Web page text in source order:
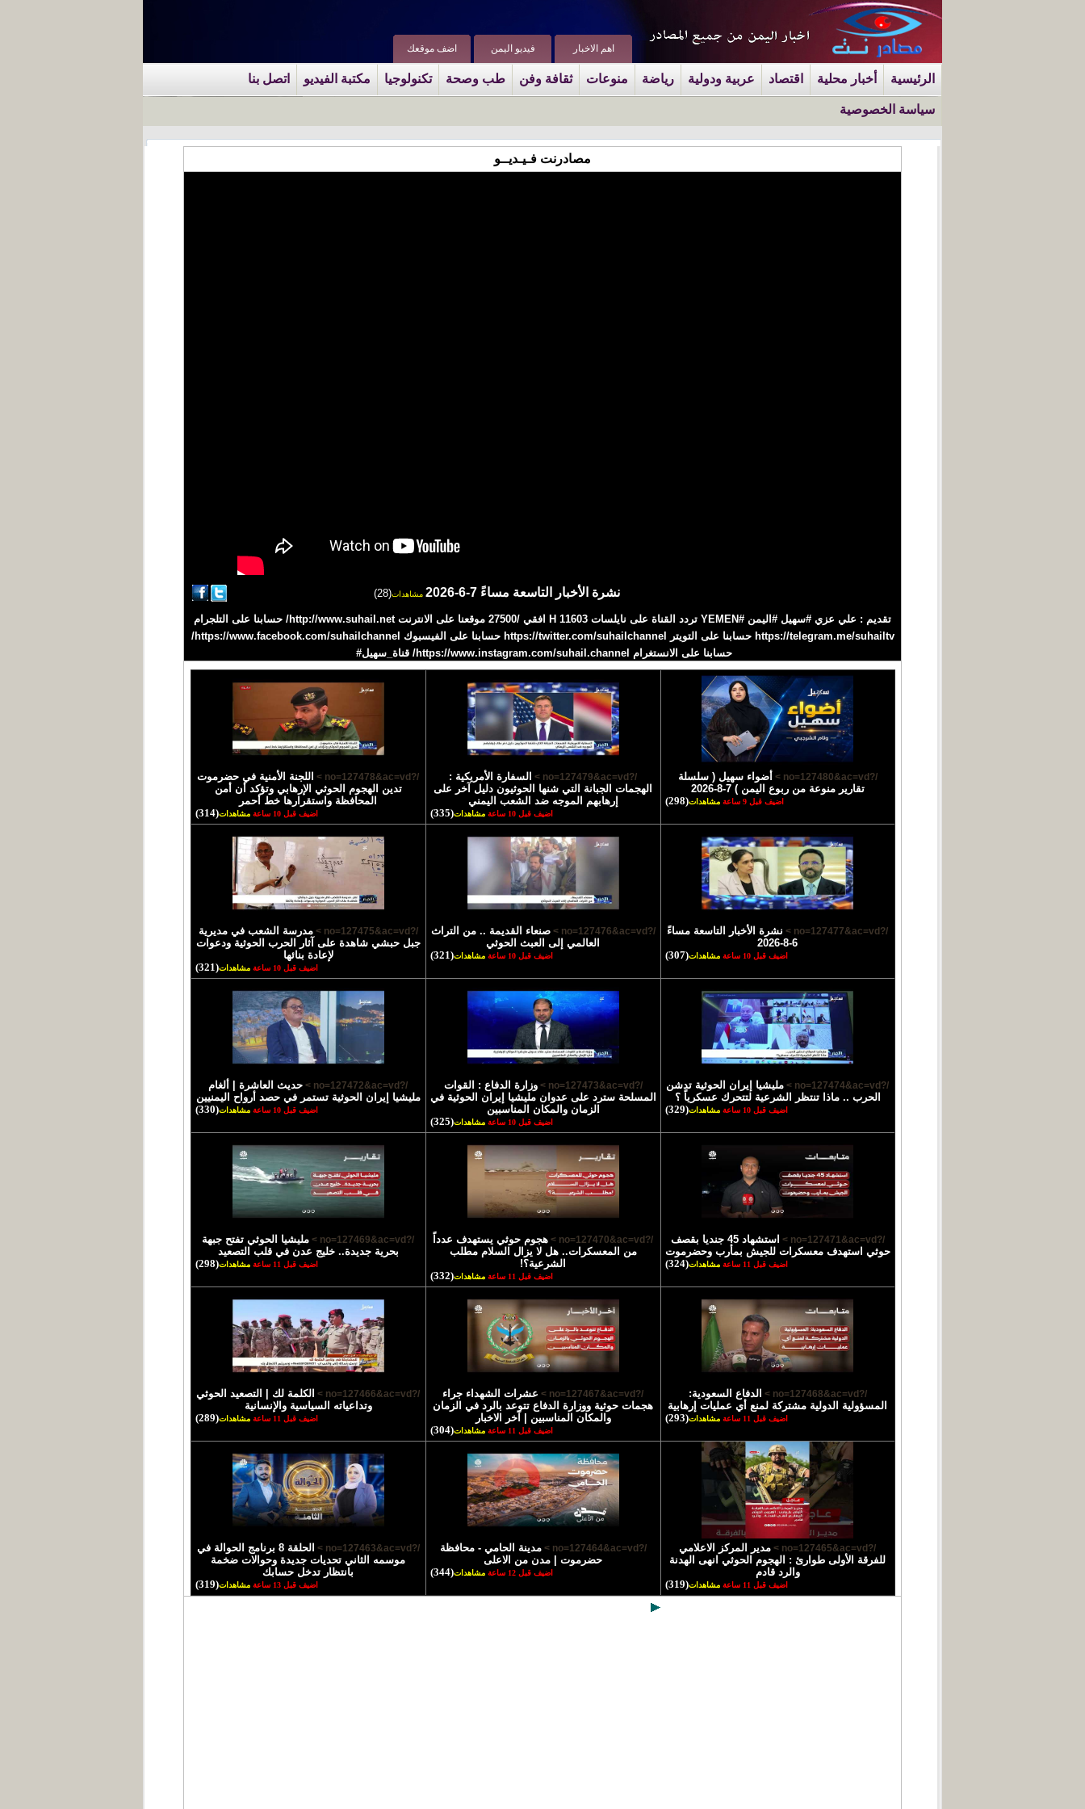
اضف موقعك فيديو اليمن اهم الاخبار
الرئيسية أخبار محلية اقتصاد عربية ودولية رياضة منوعات ثقافة وفن طب وصحة تكنولوجيا مكتبة الفيديو اتصل بنا
سياسة الخصوصية
مصادرنت فـيـديــو
نشرة الأخبار التاسعة مساءً 7-6-2026 مشاهدات(28)
تقديم : علي عزي #سهيل #اليمن #YEMEN تردد القناة على نايلسات 11603 H افقي /27500 موقعنا على الانترنت http://www.suhail.net/ حسابنا على التلجرام
https://telegram.me/suhailtv حسابنا على التويتر https://twitter.com/suhailchannel حسابنا على الفيسبوك https://www.facebook.com/suhailchannel/
حسابنا على الانستغرام https://www.instagram.com/suhail.channel/ قناة_سهيل# ‪
/?no=127480&ac=vd >
أضواء سهيل ( سلسلة
تقارير منوعة من ربوع اليمن ) 7-8-2026
اضيف قبل 9 ساعة مشاهدات(298)
/?no=127479&ac=vd >
السفارة الأمريكية :
الهجمات الجبانة التي شنها الحوثيون دليل آخر على
إرهابهم الموجه ضد الشعب اليمني
اضيف قبل 10 ساعة مشاهدات(335)
/?no=127478&ac=vd >
اللجنة الأمنية في حضرموت
تدين الهجوم الحوثي الإرهابي وتؤكد أن أمن
المحافظة واستقرارها خط أحمر
اضيف قبل 10 ساعة مشاهدات(314)
/?no=127477&ac=vd >
نشرة الأخبار التاسعة مساءً
6-8-2026
اضيف قبل 10 ساعة مشاهدات(307)
/?no=127476&ac=vd >
صنعاء القديمة .. من التراث
العالمي إلى العبث الحوثي
اضيف قبل 10 ساعة مشاهدات(321)
/?no=127475&ac=vd >
مدرسة الشعب في مديرية
جبل حبشي شاهدة على آثار الحرب الحوثية ودعوات
لإعادة بنائها
اضيف قبل 10 ساعة مشاهدات(321)
/?no=127474&ac=vd >
مليشيا إيران الحوثية تدشن
الحرب .. ماذا تنتظر الشرعية لتتحرك عسكرياً ؟
اضيف قبل 10 ساعة مشاهدات(329)
/?no=127473&ac=vd >
وزارة الدفاع : القوات
المسلحة سترد على عدوان مليشيا إيران الحوثية في
الزمان والمكان المناسبين
اضيف قبل 10 ساعة مشاهدات(325)
/?no=127472&ac=vd >
حديث العاشرة | ألغام
مليشيا إيران الحوثية تستمر في حصد أرواح اليمنيين
اضيف قبل 10 ساعة مشاهدات(330)
/?no=127471&ac=vd >
استشهاد 45 جنديا بقصف
حوثي استهدف معسكرات للجيش بمأرب وحضرموت
اضيف قبل 11 ساعة مشاهدات(324)
/?no=127470&ac=vd >
هجوم حوثي يستهدف عدداً
من المعسكرات.. هل لا يزال السلام مطلب
الشرعية؟!
اضيف قبل 11 ساعة مشاهدات(332)
/?no=127469&ac=vd >
مليشيا الحوثي تفتح جبهة
بحرية جديدة.. خليج عدن في قلب التصعيد
اضيف قبل 11 ساعة مشاهدات(298)
/?no=127468&ac=vd >
الدفاع السعودية:
المسؤولية الدولية مشتركة لمنع أي عمليات إرهابية
اضيف قبل 11 ساعة مشاهدات(293)
/?no=127467&ac=vd >
عشرات الشهداء جراء
هجمات حوثية ووزارة الدفاع تتوعد بالرد في الزمان
والمكان المناسبين | آخر الاخبار
اضيف قبل 11 ساعة مشاهدات(304)
/?no=127466&ac=vd >
الكلمة لك | التصعيد الحوثي
وتداعياته السياسية والإنسانية
اضيف قبل 11 ساعة مشاهدات(289)
/?no=127465&ac=vd >
مدير المركز الاعلامي
للفرقة الأولى طوارئ : الهجوم الحوثي انهى الهدنة
والرد قادم
اضيف قبل 11 ساعة مشاهدات(319)
/?no=127464&ac=vd >
مدينة الحامي - محافظة
حضرموت | مدن من الاعلى
اضيف قبل 12 ساعة مشاهدات(344)
/?no=127463&ac=vd >
الحلقة 8 برنامج الحوالة في
موسمه الثاني تحديات جديدة وحوالات ضخمة
بانتظار تدخل حسابك
اضيف قبل 13 ساعة مشاهدات(319)